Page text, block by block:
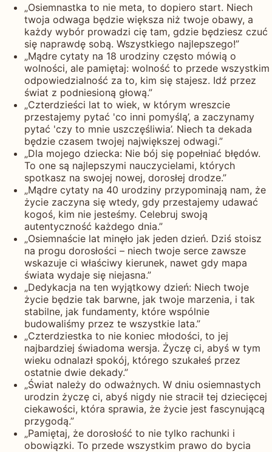
„Osiemnastka to nie meta, to dopiero start. Niech
twoja odwaga będzie większa niż twoje obawy, a
każdy wybór prowadzi cię tam, gdzie będziesz czuć
się naprawdę sobą. Wszystkiego najlepszego!”
„Mądre cytaty na 18 urodziny często mówią o
wolności, ale pamiętaj: wolność to przede wszystkim
odpowiedzialność za to, kim się stajesz. Idź przez
świat z podniesioną głową.”
„Czterdzieści lat to wiek, w którym wreszcie
przestajemy pytać 'co inni pomyślą’, a zaczynamy
pytać 'czy to mnie uszczęśliwia’. Niech ta dekada
będzie czasem twojej największej odwagi.”
„Dla mojego dziecka: Nie bój się popełniać błędów.
To one są najlepszymi nauczycielami, których
spotkasz na swojej nowej, dorosłej drodze.”
„Mądre cytaty na 40 urodziny przypominają nam, że
życie zaczyna się wtedy, gdy przestajemy udawać
kogoś, kim nie jesteśmy. Celebruj swoją
autentyczność każdego dnia.”
„Osiemnaście lat minęło jak jeden dzień. Dziś stoisz
na progu dorosłości – niech twoje serce zawsze
wskazuje ci właściwy kierunek, nawet gdy mapa
świata wydaje się niejasna.”
„Dedykacja na ten wyjątkowy dzień: Niech twoje
życie będzie tak barwne, jak twoje marzenia, i tak
stabilne, jak fundamenty, które wspólnie
budowaliśmy przez te wszystkie lata.”
„Czterdziestka to nie koniec młodości, to jej
najbardziej świadoma wersja. Życzę ci, abyś w tym
wieku odnalazł spokój, którego szukałeś przez
ostatnie dwie dekady.”
„Świat należy do odważnych. W dniu osiemnastych
urodzin życzę ci, abyś nigdy nie stracił tej dziecięcej
ciekawości, która sprawia, że życie jest fascynującą
przygodą.”
„Pamiętaj, że dorosłość to nie tylko rachunki i
obowiązki. To przede wszystkim prawo do bycia